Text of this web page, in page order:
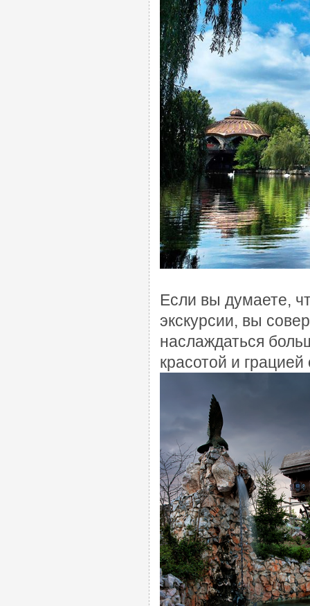
Если вы думаете,
экскурсии, вы
наслаждаться
красотой и